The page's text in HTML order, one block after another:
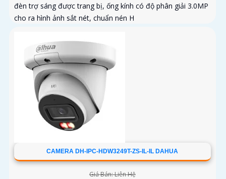
đèn trợ sáng được trang bị, ống kính có độ phân giải 3.0MP
cho ra hình ảnh sắt nét, chuẩn nén H
CAMERA DH-IPC-HDW3249T-ZS-IL-IL DAHUA
Giá Bán: Liên Hệ